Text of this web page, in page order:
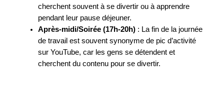
cherchent souvent à se divertir ou à apprendre
pendant leur pause déjeuner.
Après-midi/Soirée (17h-20h) : La fin de la journée
de travail est souvent synonyme de pic d’activité
sur YouTube, car les gens se détendent et
cherchent du contenu pour se divertir.